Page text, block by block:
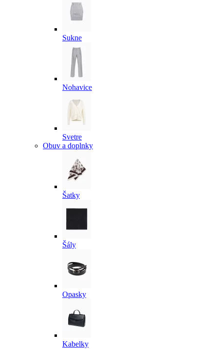
Sukne
Nohavice
Svetre
Obuv a doplnky
Šatky
Šály
Opasky
Kabelky